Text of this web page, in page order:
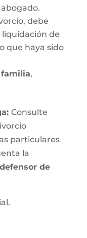
debe
de
que haya sido
,
: Consulte
particulares
la
defensor de